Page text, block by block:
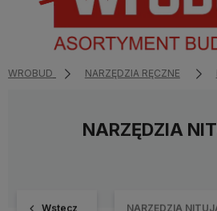
WROBUD NARZĘDZIA RĘCZNE
NARZĘDZIA
Wstecz NARZĘDZIA